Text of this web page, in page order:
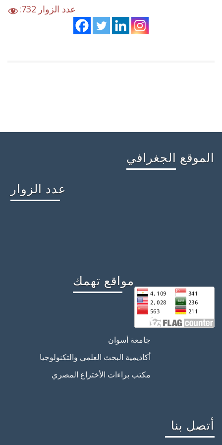
:عدد الزوار 732
الموقع الجغرافي
عدد الزوار
مواقع تهمك
جامعة أسوان
أكاديمية البحث العلمي والتكنولوجيا
مكتب براءات الأختراع المصري
أتصل بنا